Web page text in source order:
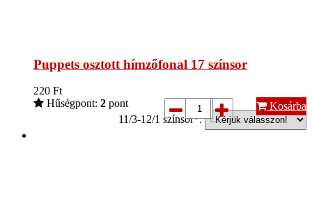
Puppets osztott hímzőfonal 17 színsor
220 Ft
Hűségpont: 2 pont
11/3-12/1 színsor*:
Kosárba